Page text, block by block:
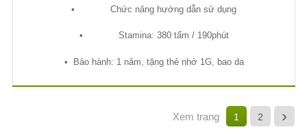
• Chức năng hướng dẫn sử dụng
• Stamina: 380 tấm / 190phút
• Bảo hành: 1 năm, tặng thẻnhớ 1G, bao da
1 2 ›
Xem trang